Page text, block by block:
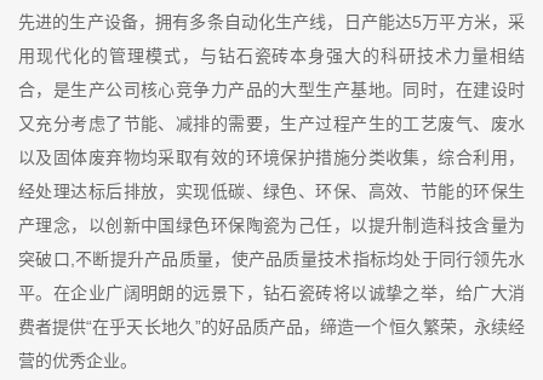
先进的生产设备，拥有多条自动化生产线，日产能达5万平方米，采
用现代化的管理模式，与钻石瓷砖本身强大的科研技术力量相结
合，是生产公司核心竞争力产品的大型生产基地。同时，在建设时
又充分考虑了节能、减排的需要，生产过程产生的工艺废气、废水
以及固体废弃物均采取有效的环境保护措施分类收集，综合利用，
经处理达标后排放，实现低碳、绿色、环保、高效、节能的环保生
产理念，以创新中国绿色环保陶瓷为己任，以提升制造科技含量为
突破口,不断提升产品质量，使产品质量技术指标均处于同行领先水
平。在企业广阔明朗的远景下，钻石瓷砖将以诚挚之举，给广大消
费者提供“在乎天长地久”的好品质产品，缔造一个恒久繁荣，永续经
营的优秀企业。